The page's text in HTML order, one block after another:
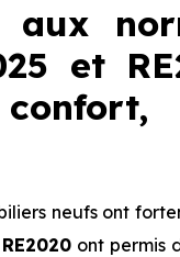
et
neufs ont
RE2020 ont permis